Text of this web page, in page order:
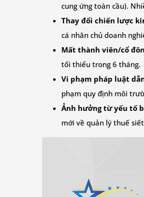
cung ứng toàn cầu).
Thay đổi chiến lược
cá nhân chủ doanh
Mất thành viên/cổ
tối thiểu trong 6 tháng.
Vi phạm pháp luật
phạm quy định môi
Ảnh hưởng từ yếu tố
mới về quản lý thuế